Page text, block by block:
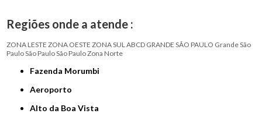
Regiões onde a atende :
ZONA LESTE ZONA OESTE ZONA SUL ABCD GRANDE SÃO PAULO Grande São
PauloSão PauloSão PauloZona Norte
Fazenda Morumbi
Aeroporto
Alto da Boa Vista